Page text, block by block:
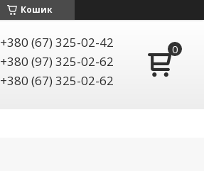
Кошик
+380 (67) 325-02-42
+380 (97) 325-02-62
+380 (67) 325-02-62